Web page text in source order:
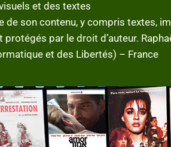
et des textes
de son contenu, y compris textes,
par le droit d’auteur.
et des Libertés) – France